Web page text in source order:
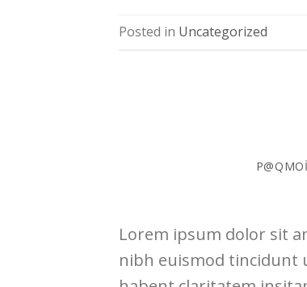
Posted in Uncategorized
P@QMOI
Lorem ipsum dolor sit
nibh euismod tincidunt